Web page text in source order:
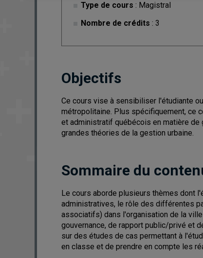
Type de cours : Magistral
Nombre de crédits : 3
Objectifs
Ce cours vise à sensibiliser l'étudiante
métropolitaine. Plus spécifiquement, ce
et administratif québécois en matière de
grandes théories de la gestion urbaine.
Sommaire du
Le cours aborde plusieurs thèmes dont
administratives, le rôle des différentes
associatifs) dans l'organisation de la
gouvernance, de rapport public/privé et
sur des études de cas permettant à
en classe et de prendre en compte les